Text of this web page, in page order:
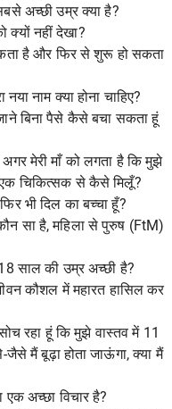
अच्छी उम्र क्या है?
क्यों नहीं देखा?
है और फिर से शुरू हो सकता
नाम क्या होना चाहिए?
बिना पैसे कैसे बचा सकता हूं
मेरी माँ को लगता है कि मुझे
चिकित्सक से कैसे मिलूँ?
भी दिल का बच्चा हूँ?
सा है, महिला से पुरुष (FtM)
साल की उम्र अच्छी है?
कौशल में महारत हासिल कर
रहा हूं कि मुझे वास्तव में 11
मैं बूढ़ा होता जाऊंगा, क्या मैं
अच्छा विचार है?